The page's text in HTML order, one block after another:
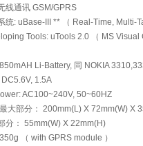
线通讯 GSM/GPRS
统: uBase-III ** （ Real-Time, Multi-
Tools: uTools 2.0 （ MS Visual
Li-Battery, 同 NOKIA
DC5.6V, 1.5A
AC100~240V, 50~60HZ
大部分： 200mm(L) X 72mm(W) X
分： 55mm(W) X 22mm(H)
（ with GPRS module ）